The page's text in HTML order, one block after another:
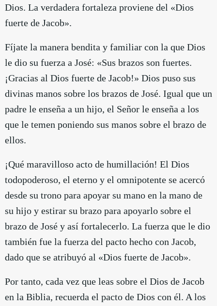
Dios. La verdadera fortaleza proviene del «Dios
fuerte de Jacob».
Fíjate la manera bendita y familiar con la que Dios
le dio su fuerza a José: «Sus brazos son fuertes.
¡Gracias al Dios fuerte de Jacob!» Dios puso sus
divinas manos sobre los brazos de José. Igual que un
padre le enseña a un hijo, el Señor le enseña a los
que le temen poniendo sus manos sobre el brazo de
ellos.
¡Qué maravilloso acto de humillación! El Dios
todopoderoso, el eterno y el omnipotente se acercó
desde su trono para apoyar su mano en la mano de
su hijo y estirar su brazo para apoyarlo sobre el
brazo de José y así fortalecerlo. La fuerza que le dio
también fue la fuerza del pacto hecho con Jacob,
dado que se atribuyó al «Dios fuerte de Jacob».
Por tanto, cada vez que leas sobre el Dios de Jacob
en la Biblia, recuerda el pacto de Dios con él. A los